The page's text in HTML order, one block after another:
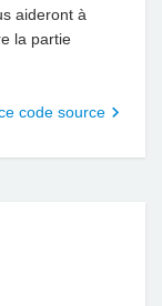
aideront à
la partie
code source